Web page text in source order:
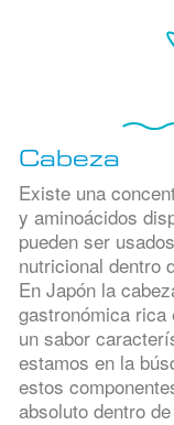
Cabeza
Existe una
y aminoácidos
pueden ser
nutricional dentro
En Japón la
gastronómica
un sabor
estamos en la
estos
absoluto dentro